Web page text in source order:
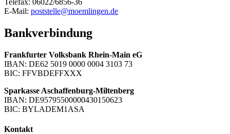
E-Mail: poststelle@moemlingen.de
Bankverbindung
Frankfurter Volksbank Rhein-Main eG
IBAN: DE62 5019 0000 0004 3103 73
BIC: FFVBDEFFXXX
Sparkasse Aschaffenburg-Miltenberg
IBAN: DE95795500000430150623
BIC: BYLADEM1ASA
Kontakt